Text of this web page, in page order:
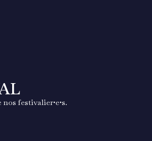
festivalier•e•s.